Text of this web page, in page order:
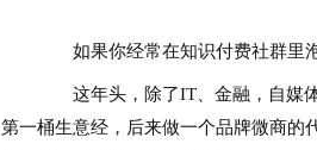
如果你经常在知识付费社群里泡
这年头，除了IT、金融，自媒体
第一桶生意经，后来做一个品牌微商的